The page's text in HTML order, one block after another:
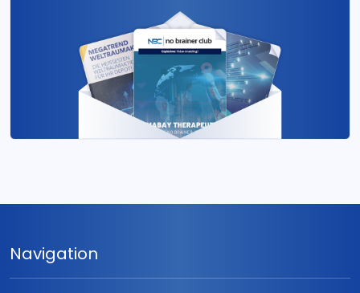
Wellenreiter-Frühausgabe
Der Privatinvestor Spezial
CFD Swing Trading-Signale
Navigation